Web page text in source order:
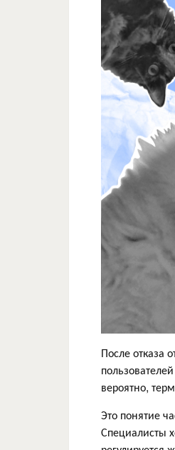
После отказа
вероятно,
Это понятие
Специалисты